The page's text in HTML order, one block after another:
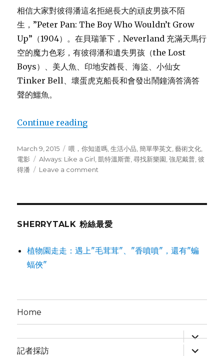
相信大家對彼得潘這名拒絕長大的頑皮男孩不陌
生，”Peter Pan: The Boy Who Wouldn’t Grow
Up”（1904）。在貝瑞筆下，Neverland 充滿天馬行
空的魔力色彩，有彼得潘和遺失男孩（the Lost
Boys）、美人魚、印地安酋長、海盜、小仙女
Tinker Bell、壞蛋虎克船長和會發出鬧鐘滴答滴答
聲的鱷魚。
Continue reading
Posted
on
March 9, 2015 Categories
喂，你知道嗎 ,生活小品 ,簡單學英文 ,藝術文化
電影
Tags
Always: Like a Girl ,凱特溫斯蕾 ,尋找新樂園 ,強尼戴普 ,彼
得潘
Leave a comment
潘
到
SHERRYTALK 粉絲最愛
植物園走走：遇上"毛茸茸"、"香噴噴"，還有"蝙
蝠俠"
Home
expand
child
menu
記者採訪
expand